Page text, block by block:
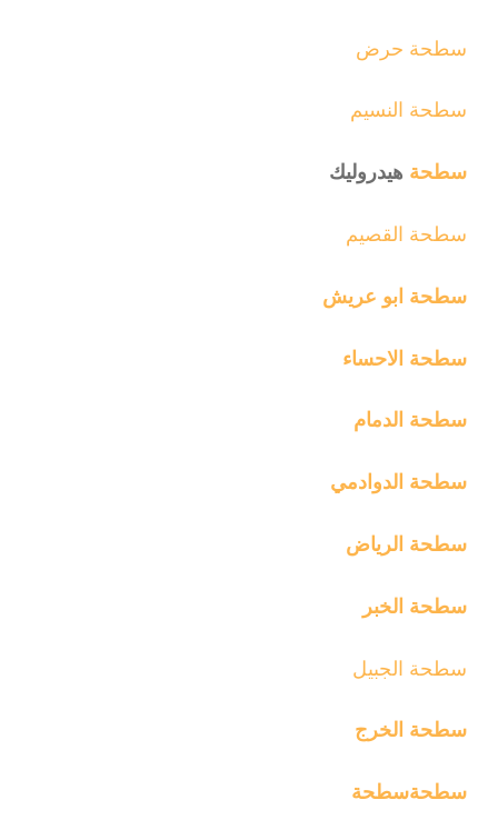
سطحة حرض
سطحة النسيم
سطحة هيدروليك
سطحة القصيم
سطحة ابو عريش
سطحة الاحساء
سطحة الدمام
سطحة الدوادمي
سطحة الرياض
سطحة الخبر
سطحة الجبيل
سطحة الخرج
سطحةسطحة